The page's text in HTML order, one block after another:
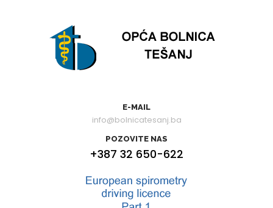
E-MAIL
info@bolnicatesanj.ba
POZOVITE NAS
+387 32 650-622